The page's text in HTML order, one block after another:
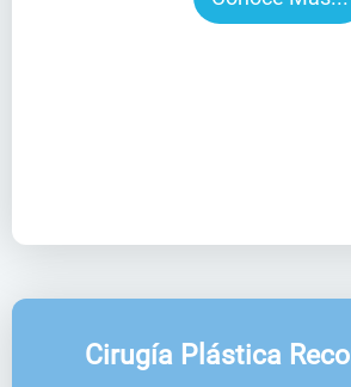
Cirugía Plástica